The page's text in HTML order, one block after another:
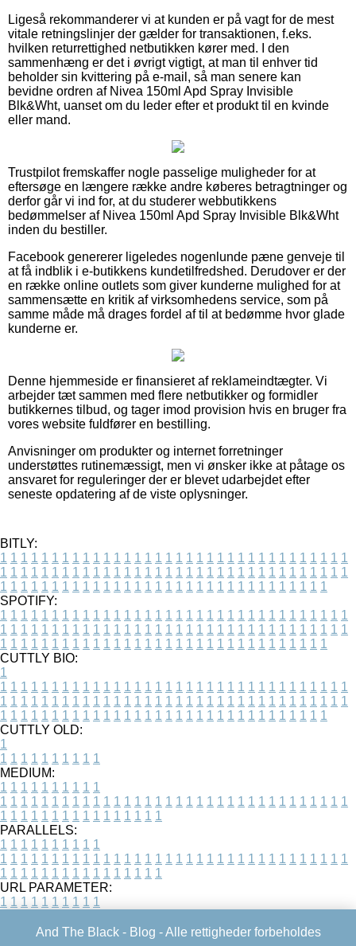
Ligeså rekommanderer vi at kunden er på vagt for de mest
vitale retningslinjer der gælder for transaktionen, f.eks.
hvilken returrettighed netbutikken kører med. I den
sammenhæng er det i øvrigt vigtigt, at man til enhver tid
beholder sin kvittering på e-mail, så man senere kan
bevidne ordren af Nivea 150ml Apd Spray Invisible
Blk&Wht, uanset om du leder efter et produkt til en kvinde
eller mand.
Trustpilot fremskaffer nogle passelige muligheder for at
eftersøge en længere række andre køberes betragtninger og
derfor går vi ind for, at du studerer webbutikkens
bedømmelser af Nivea 150ml Apd Spray Invisible Blk&Wht
inden du bestiller.
Facebook genererer ligeledes nogenlunde pæne genveje til
at få indblik i e-butikkens kundetilfredshed. Derudover er der
en række online outlets som giver kunderne mulighed for at
sammensætte en kritik af virksomhedens service, som på
samme måde må drages fordel af til at bedømme hvor glade
kunderne er.
Denne hjemmeside er finansieret af reklameindtægter. Vi
arbejder tæt sammen med flere netbutikker og formidler
butikkernes tilbud, og tager imod provision hvis en bruger fra
vores website fuldfører en bestilling.
Anvisninger om produkter og internet forretninger
understøttes rutinemæssigt, men vi ønsker ikke at påtage os
ansvaret for reguleringer der er blevet udarbejdet efter
seneste opdatering af de viste oplysninger.
BITLY:
1 1 1 1 1 1 1 1 1 1 1 1 1 1 1 1 1 1 1 1 1 1 1 1 1 1 1 1 1 1 1 1 1 1
1 1 1 1 1 1 1 1 1 1 1 1 1 1 1 1 1 1 1 1 1 1 1 1 1 1 1 1 1 1 1 1 1 1
1 1 1 1 1 1 1 1 1 1 1 1 1 1 1 1 1 1 1 1 1 1 1 1 1 1 1 1 1 1 1 1
SPOTIFY:
1 1 1 1 1 1 1 1 1 1 1 1 1 1 1 1 1 1 1 1 1 1 1 1 1 1 1 1 1 1 1 1 1 1
1 1 1 1 1 1 1 1 1 1 1 1 1 1 1 1 1 1 1 1 1 1 1 1 1 1 1 1 1 1 1 1 1 1
1 1 1 1 1 1 1 1 1 1 1 1 1 1 1 1 1 1 1 1 1 1 1 1 1 1 1 1 1 1 1 1
CUTTLY BIO:
1
1 1 1 1 1 1 1 1 1 1 1 1 1 1 1 1 1 1 1 1 1 1 1 1 1 1 1 1 1 1 1 1 1 1
1 1 1 1 1 1 1 1 1 1 1 1 1 1 1 1 1 1 1 1 1 1 1 1 1 1 1 1 1 1 1 1 1 1
1 1 1 1 1 1 1 1 1 1 1 1 1 1 1 1 1 1 1 1 1 1 1 1 1 1 1 1 1 1 1 1
CUTTLY OLD:
1
1 1 1 1 1 1 1 1 1 1
MEDIUM:
1 1 1 1 1 1 1 1 1 1
1 1 1 1 1 1 1 1 1 1 1 1 1 1 1 1 1 1 1 1 1 1 1 1 1 1 1 1 1 1 1 1 1 1
1 1 1 1 1 1 1 1 1 1 1 1 1 1 1 1
PARALLELS:
1 1 1 1 1 1 1 1 1 1
1 1 1 1 1 1 1 1 1 1 1 1 1 1 1 1 1 1 1 1 1 1 1 1 1 1 1 1 1 1 1 1 1 1
1 1 1 1 1 1 1 1 1 1 1 1 1 1 1 1
URL PARAMETER:
1 1 1 1 1 1 1 1 1 1
And The Black - Blog - Alle rettigheder forbeholdes